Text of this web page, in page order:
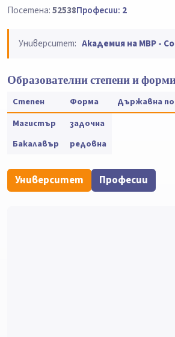
Посетена:52538Професии: 2
Университет: Академия на МВР -
Образователни степени и
Степен Форма Държавна
Магистър
задочна
Бакалавър
редовна
Университет Професии